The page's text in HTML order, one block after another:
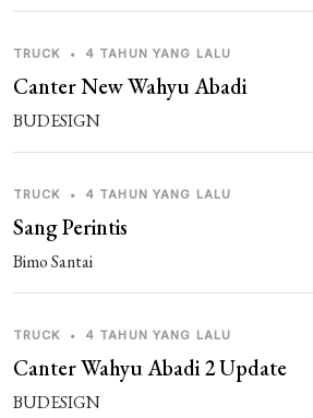
Guest_OOEFQ 1 tahun yang lalu
Hyundai creta 2020
Guest_9CJZH 1 tahun yang lalu
mana livery nya
TRUCK • 4 TAHUN YANG LALU
Canter New Wahyu Abadi
BUDESIGN
TRUCK • 4 TAHUN YANG LALU
Sang Perintis
Bimo Santai
TRUCK • 4 TAHUN YANG LALU
Canter Wahyu Abadi 2 Update
BUDESIGN